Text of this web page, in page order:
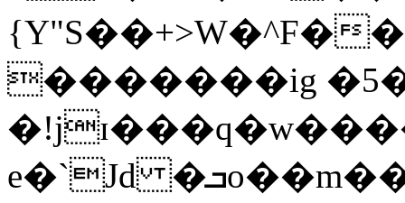
{Y"S��+>W�^F�
�������ig
e�`Jd �ܒo��m��1��d|